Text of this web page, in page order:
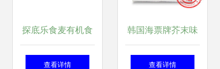
探底乐食麦有机食
品加盟费用 总投资
查看详情
韩国海票牌芥末味
海苔包饭卷 办公室
查看详情